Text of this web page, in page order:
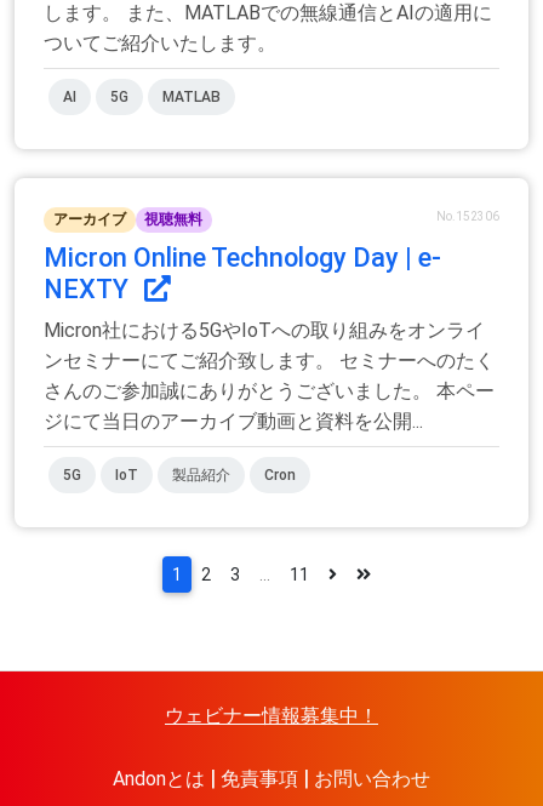
します。 また、MATLABでの無線通信とAIの適用に
ついてご紹介いたします。
AI 5G MATLAB
アーカイブ 視聴無料 No.152306
Micron Online Technology Day | e-
NEXTY
Micron社における5GやIoTへの取り組みをオンライ
ンセミナーにてご紹介致します。 セミナーへのたく
さんのご参加誠にありがとうございました。 本ペー
ジにて当日のアーカイブ動画と資料を公開...
5G IoT 製品紹介 Cron
1 2 3 11
ウェビナー情報募集中！
Andonとは 免責事項 お問い合わせ